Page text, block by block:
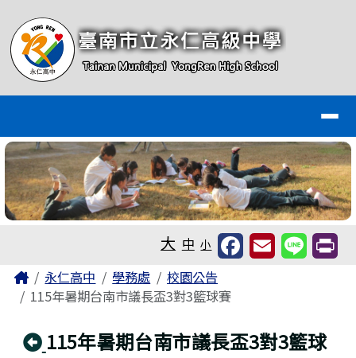
臺南市永仁高級中學全球資訊網
大 中 小
主內容區域
Home永仁高中 學務處
校園公告
115年暑期台南市議長盃3對3籃球賽
回上頁
115年暑期台南市議長盃3對3籃球
頁尾區域